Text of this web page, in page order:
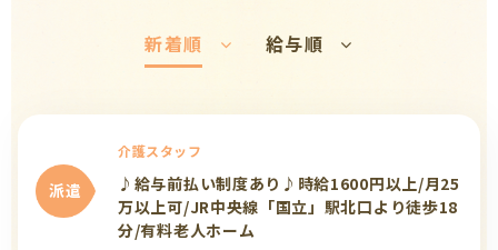
新着順 給与順
派遣
介護スタッフ
♪給与前払い制度あり♪時給1600円以上/月25
万以上可/JR中央線「国立」駅北口より徒歩18
分/有料老人ホーム